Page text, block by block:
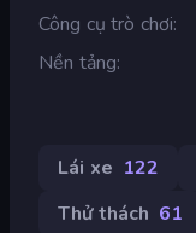
Công cụ trò chơi
Nền tảng
Lái xe 122
Thử thách 61